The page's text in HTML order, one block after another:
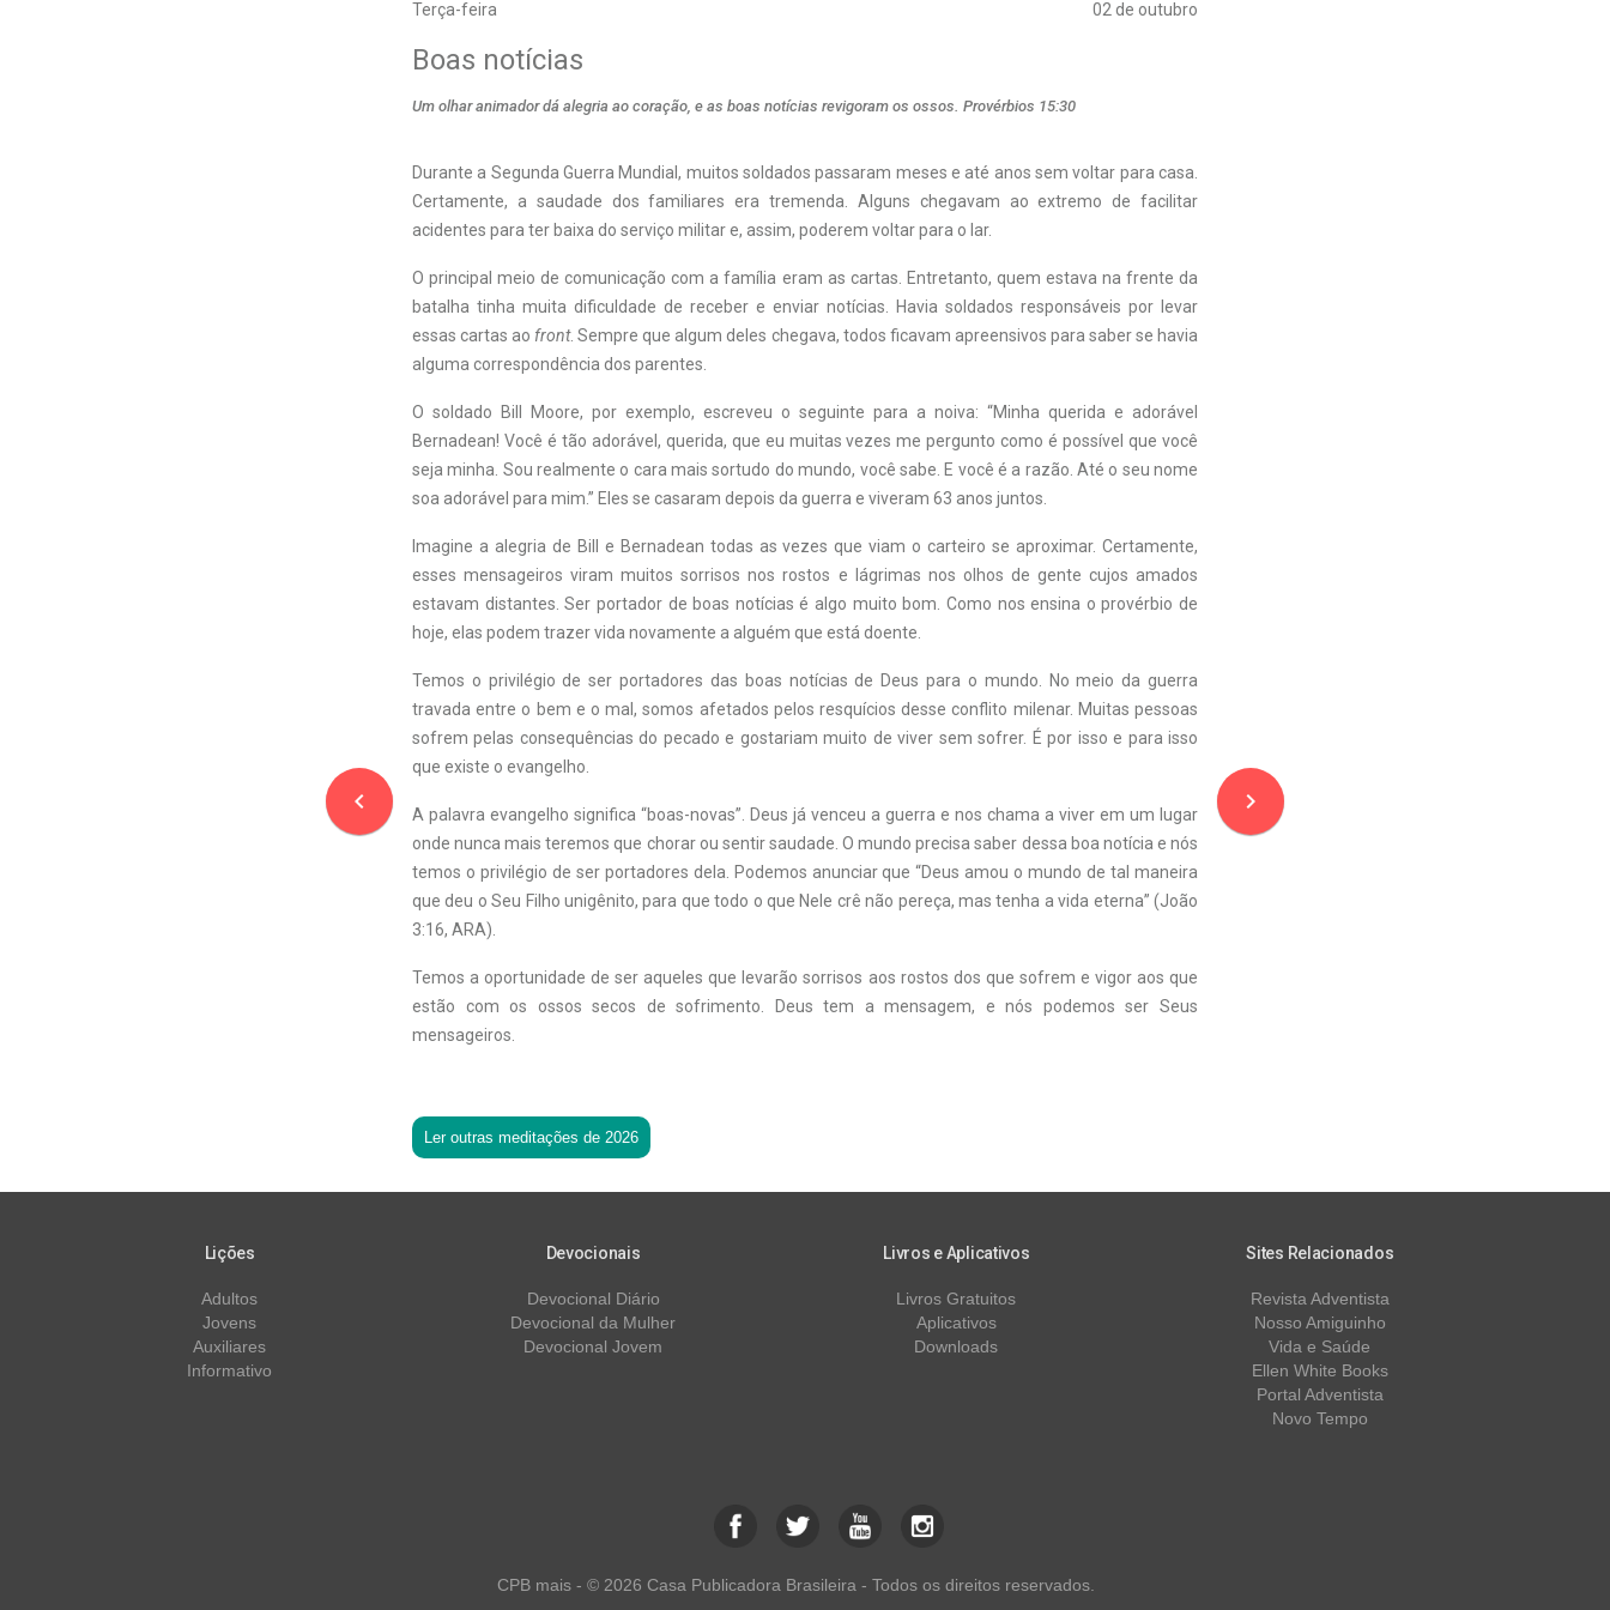
Terça-feira 02 de outubro
navigate_before
Boas notícias
Um olhar animador dá alegria ao coração, e as boas notícias revigoram os ossos. Provérbios 15:30
Durante a Segunda Guerra Mundial, muitos soldados passaram meses e até anos sem voltar para casa.
Certamente, a saudade dos familiares era tremenda. Alguns chegavam ao extremo de facilitar
acidentes para ter baixa do serviço militar e, assim, poderem voltar para o lar.
O principal meio de comunicação com a família eram as cartas. Entretanto, quem estava na frente da
batalha tinha muita dificuldade de receber e enviar notícias. Havia soldados responsáveis por levar
essas cartas ao front. Sempre que algum deles chegava, todos ficavam apreensivos para saber se havia
alguma correspondência dos parentes.
O soldado Bill Moore, por exemplo, escreveu o seguinte para a noiva: “Minha querida e adorável
Bernadean! Você é tão adorável, querida, que eu muitas vezes me pergunto como é possível que você
seja minha. Sou realmente o cara mais sortudo do mundo, você sabe. E você é a razão. Até o seu nome
soa adorável para mim.” Eles se casaram depois da guerra e viveram 63 anos juntos.
Imagine a alegria de Bill e Bernadean todas as vezes que viam o carteiro se aproximar. Certamente,
esses mensageiros viram muitos sorrisos nos rostos e lágrimas nos olhos de gente cujos amados
estavam distantes. Ser portador de boas notícias é algo muito bom. Como nos ensina o provérbio de
hoje, elas podem trazer vida novamente a alguém que está doente.
Temos o privilégio de ser portadores das boas notícias de Deus para o mundo. No meio da guerra
travada entre o bem e o mal, somos afetados pelos resquícios desse conflito milenar. Muitas pessoas
sofrem pelas consequências do pecado e gostariam muito de viver sem sofrer. É por isso e para isso
que existe o evangelho.
A palavra evangelho significa “boas-novas”. Deus já venceu a guerra e nos chama a viver em um lugar
onde nunca mais teremos que chorar ou sentir saudade. O mundo precisa saber dessa boa notícia e nós
temos o privilégio de ser portadores dela. Podemos anunciar que “Deus amou o mundo de tal maneira
que deu o Seu Filho unigênito, para que todo o que Nele crê não pereça, mas tenha a vida eterna” (João
3:16, ARA).
Temos a oportunidade de ser aqueles que levarão sorrisos aos rostos dos que sofrem e vigor aos que
estão com os ossos secos de sofrimento. Deus tem a mensagem, e nós podemos ser Seus
mensageiros.
Ler outras meditações de 2026
navigate_next
Lições
Adultos
Jovens
Auxiliares
Informativo
Devocionais
Devocional Diário
Devocional da Mulher
Devocional Jovem
Livros e Aplicativos
Livros Gratuitos
Aplicativos
Downloads
Sites Relacionados
Revista Adventista
Nosso Amiguinho
Vida e Saúde
Ellen White Books
Portal Adventista
Novo Tempo
CPB mais - © 2026 Casa Publicadora Brasileira - Todos os direitos reservados.